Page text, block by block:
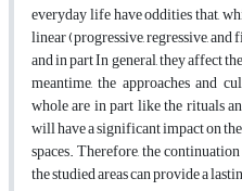
everyday life have oddities that,
linear (progressive, regressive,
and in part In general, they affect
meantime, the approaches and
whole are in part like the rituals
will have a significant impact on
spaces. Therefore, the
the studied areas can provide a